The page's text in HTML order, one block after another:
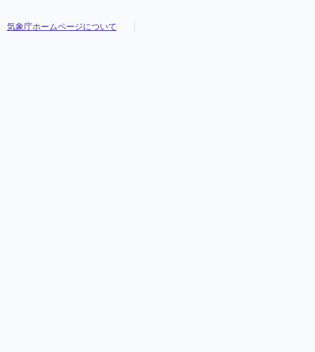
気象庁ホームページについて